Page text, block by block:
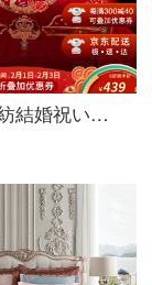
恒源祥家紡結婚祝いの四点セットの真っ赤な綿の刺繍シーツ布団カバー1.5メートル/1.8メートルの結婚ベッド用品竜鳳団欒-赤い1.5メートルのベッド/布団カバー200*230 cm